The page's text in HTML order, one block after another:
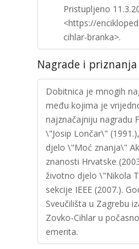
Pristupljeno
<https://
cihlar-branka>.
Nagrade i priznanja
Dobitnica je mnogih
među kojima je
najznačajniju nagradu
\"Josip Lončar\"
djelo \"Moć znanja\"
znanosti Hrvatske
životno djelo \"Nikola
sekcije IEEE (2007.).
Sveučilišta u Zagrebu
Zovko-Cihlar u
emerita.